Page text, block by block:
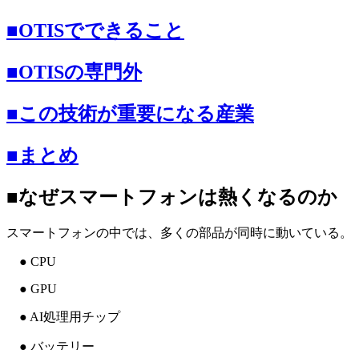
■OTISでできること
■OTISの専門外
■この技術が重要になる産業
■まとめ
■なぜスマートフォンは熱くなるのか
スマートフォンの中では、多くの部品が同時に動いている。
● CPU
● GPU
● AI処理用チップ
● バッテリー